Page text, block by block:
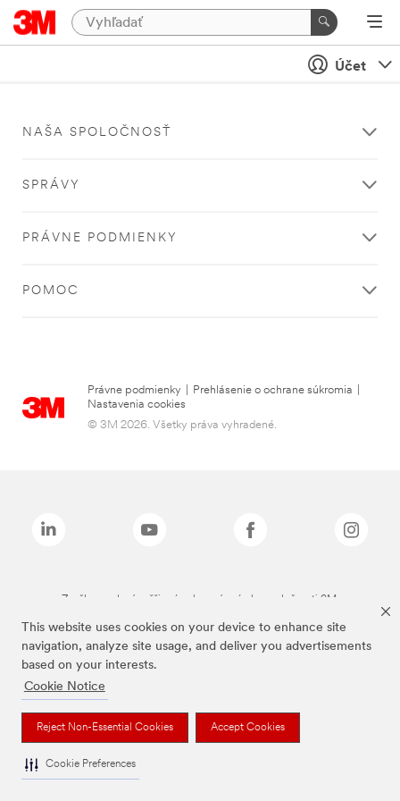
This website uses cookies on your device to enhance site
navigation, analyze site usage, and deliver you advertisements
based on your interests.
Cookie Notice
Reject Non-Essential Cookies Accept Cookies
Cookie Preferences
Účet
NAŠA SPOLOČNOSŤ
SPRÁVY
PRÁVNE PODMIENKY
POMOC
Právne podmienky Prehlásenie o ochrane súkromia
Nastavenia cookies
© 3M 2026. Všetky práva vyhradené.
Značky uvedené vyššie sú ochranné známky spoločnosti 3M.